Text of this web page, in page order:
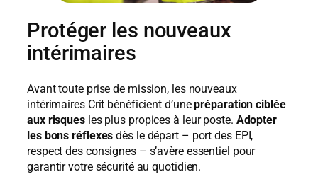
Protéger les nouveaux
intérimaires
Avant toute prise de mission, les nouveaux
intérimaires Crit bénéficient d’unepréparation ciblée
aux risquesles plus propices à leur poste. Adopter
les bons réflexes dès le départ – port des EPI,
respect des consignes – s’avère essentiel pour
garantir votre sécurité au quotidien.